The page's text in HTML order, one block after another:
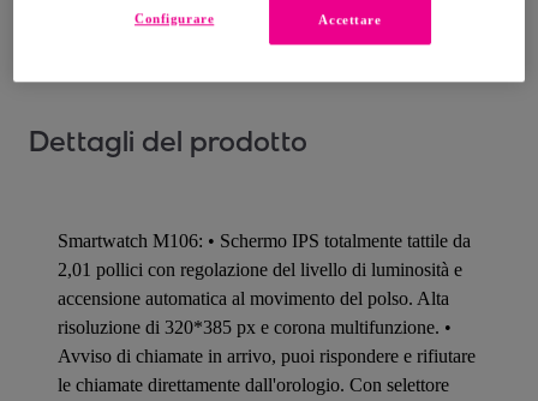
Dettagli del prodotto
Smartwatch M106: • Schermo IPS totalmente tattile da
2,01 pollici con regolazione del livello di luminosità e
accensione automatica al movimento del polso. Alta
risoluzione di 320*385 px e corona multifunzione. •
Avviso di chiamate in arrivo, puoi rispondere e rifiutare
le chiamate direttamente dall'orologio. Con selettore
Accettare
Configurare